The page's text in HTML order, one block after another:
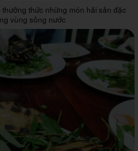
thưởng thức những món hải sản đặc
vùng sông nước